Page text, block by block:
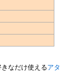
きなだけ使えるアタ